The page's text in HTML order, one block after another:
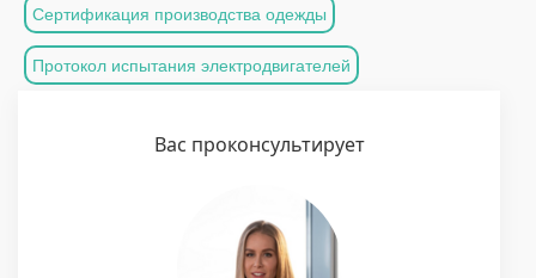
Сертификация производства одежды
Протокол испытания электродвигателей
Вас проконсультирует